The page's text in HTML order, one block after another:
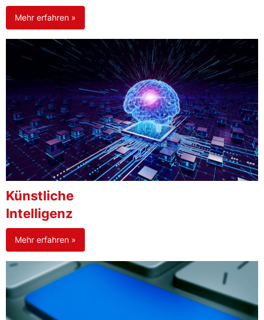
Mehr erfahren »
Künstliche
Intelligenz
Mehr erfahren »